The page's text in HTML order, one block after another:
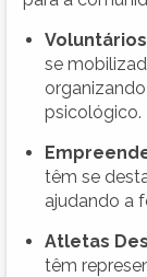
se
psicológico.
têm se
ajudando a
Atletas
têm